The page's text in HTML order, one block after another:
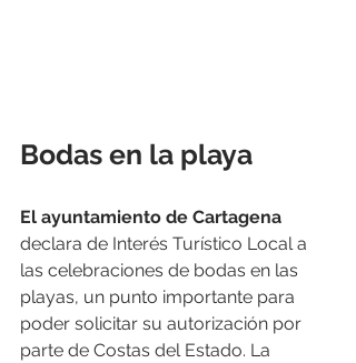
Bodas en la playa
El ayuntamiento de Cartagena
declara de Interés Turístico Local a
las celebraciones de bodas en las
playas, un punto importante para
poder solicitar su autorización por
parte de Costas del Estado. La